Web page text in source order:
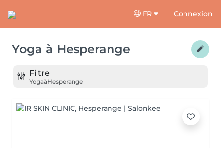
FR Connexion
Yoga à Hesperange
Filtre
YogaàHesperange